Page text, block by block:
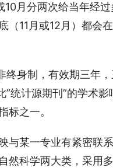
月分两次给当年经
（11月或12月）都会
终身制，有效期三年
”统计源期刊”的学术
标之一。
与某一专业有紧密联
然科学两大类，采用